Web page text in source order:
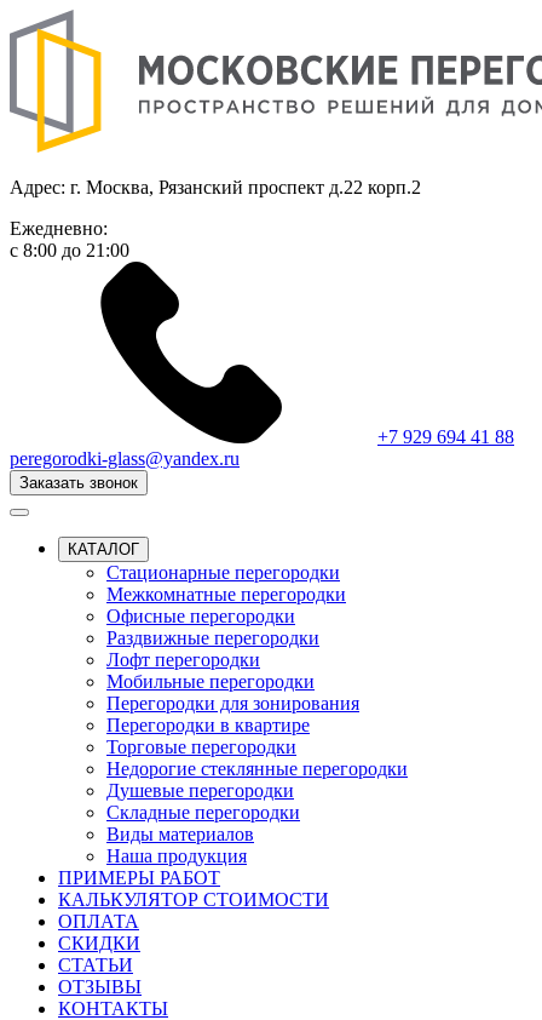
Адрес: г. Москва, Рязанский проспект д.22 корп.2
Ежедневно:
с 8:00 до 21:00
+7 929 694 41 88
peregorodki-glass@yandex.ru
Заказать звонок
КАТАЛОГ
Стационарные перегородки
Межкомнатные перегородки
Офисные перегородки
Раздвижные перегородки
Лофт перегородки
Мобильные перегородки
Перегородки для зонирования
Перегородки в квартире
Торговые перегородки
Недорогие стеклянные перегородки
Душевые перегородки
Складные перегородки
Виды материалов
Наша продукция
ПРИМЕРЫ РАБОТ
КАЛЬКУЛЯТОР СТОИМОСТИ
ОПЛАТА
СКИДКИ
СТАТЬИ
ОТЗЫВЫ
КОНТАКТЫ